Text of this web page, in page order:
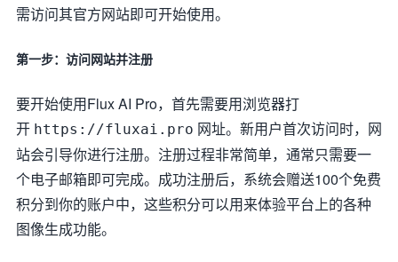
需访问其官方网站即可开始使用。
第一步：访问网站并注册
要开始使用Flux AI Pro，首先需要用浏览器打
开 https://fluxai.pro 网址。新用户首次访问时，网
站会引导你进行注册。注册过程非常简单，通常只需要一
个电子邮箱即可完成。成功注册后，系统会赠送100个免费
积分到你的账户中，这些积分可以用来体验平台上的各种
图像生成功能。